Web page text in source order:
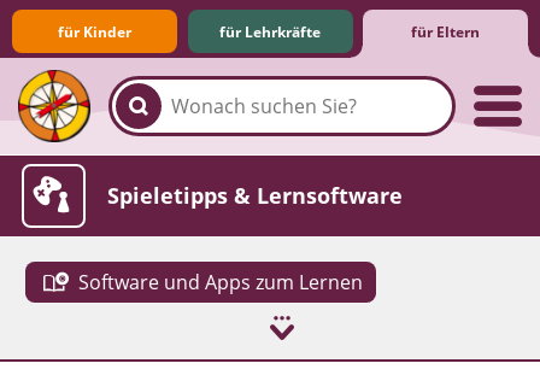
für Kinder für Lehrkräfte für Eltern
Familie & Medien
Spieletipps & Lernsoftware
Software und Apps zum Lernen